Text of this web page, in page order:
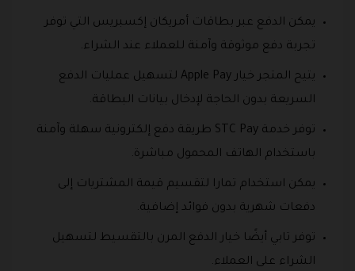
يمكن الدفع عبر بطاقات أمريكان إكسبريس التي توفر
تجربة دفع موثوقة وآمنة للعملاء عند الشراء.
يتيح المتجر خيار Apple Pay لتسهيل عمليات الدفع
السريعة بدون الحاجة لإدخال بيانات البطاقة.
توفر خدمة STC Pay طريقة دفع إلكترونية سهلة وآمنة
باستخدام الهاتف المحمول مباشرة.
يمكن استخدام تمارا لتقسيم قيمة المشتريات إلى
دفعات شهرية بدون فوائد إضافية.
توفر تابي أيضًا خيار الدفع المرن بالتقسيط لتسهيل
الشراء على العملاء.